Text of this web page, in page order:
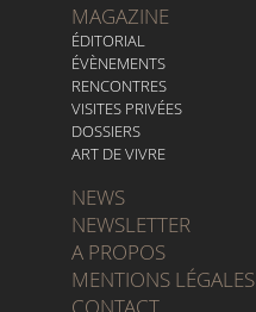
MAGAZINE
ÉDITORIAL
ÉVÈNEMENTS
RENCONTRES
VISITES PRIVÉES
DOSSIERS
ART DE VIVRE
NEWS
NEWSLETTER
A PROPOS
MENTIONS LÉGALES
CONTACT